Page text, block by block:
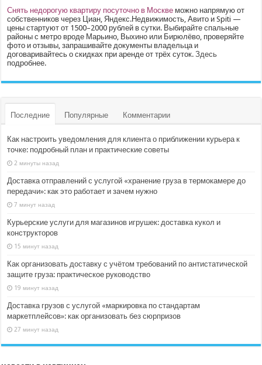
Снять недорогую квартиру посуточно в Москве можно напрямую от
собственников через Циан, Яндекс.Недвижимость, Авито и Spiti —
цены стартуют от 1500–2000 рублей в сутки. Выбирайте спальные
районы с метро вроде Марьино, Выхино или Бирюлёво, проверяйте
фото и отзывы, запрашивайте документы владельца и
договаривайтесь о скидках при аренде от трёх суток.Здесь
подробнее.
Последние Популярные Комментарии
Как настроить уведомления для клиента о приближении курьера к
точке: подробный план и практические советы
2 минуты назад
Доставка отправлений с услугой «хранение груза в термокамере до
передачи»: как это работает и зачем нужно
7 минут назад
Курьерские услуги для магазинов игрушек: доставка кукол и
конструкторов
15 минут назад
Как организовать доставку с учётом требований по антистатической
защите груза: практическое руководство
19 минут назад
Доставка грузов с услугой «маркировка по стандартам
маркетплейсов»: как организовать без сюрпризов
27 минут назад